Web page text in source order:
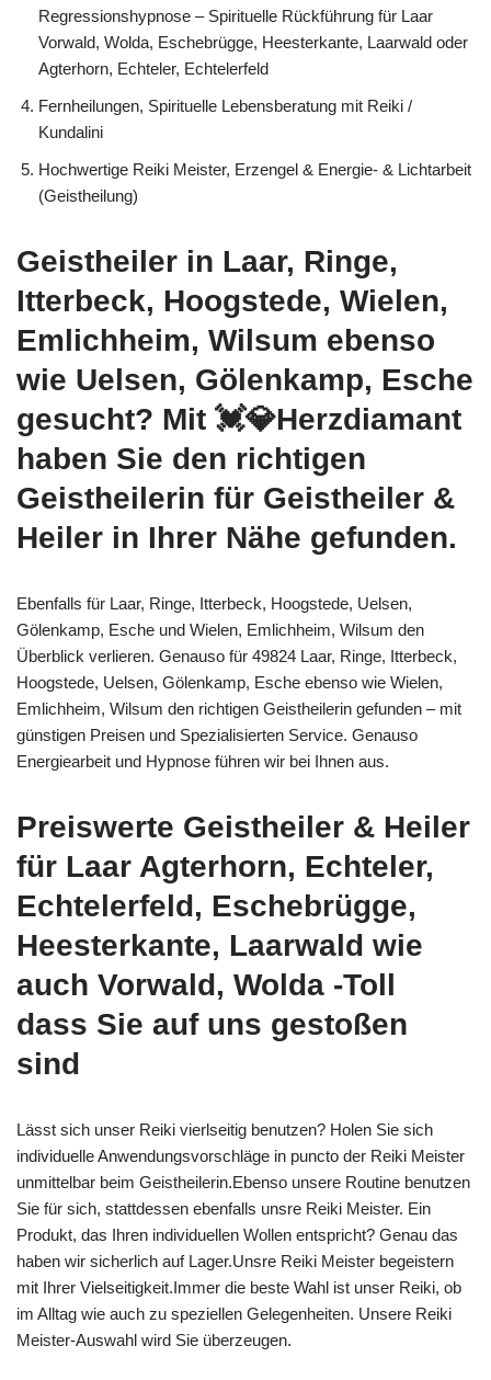
Regressionshypnose – Spirituelle Rückführung für Laar
Vorwald, Wolda, Eschebrügge, Heesterkante, Laarwald oder
Agterhorn, Echteler, Echtelerfeld
Fernheilungen, Spirituelle Lebensberatung mit Reiki /
Kundalini
Hochwertige Reiki Meister, Erzengel & Energie- & Lichtarbeit
(Geistheilung)
Geistheiler in Laar, Ringe,
Itterbeck, Hoogstede, Wielen,
Emlichheim, Wilsum ebenso
wie Uelsen, Gölenkamp, Esche
gesucht? Mit 💓️💎Herzdiamant
haben Sie den richtigen
Geistheilerin für Geistheiler &
Heiler in Ihrer Nähe gefunden.
Ebenfalls für Laar, Ringe, Itterbeck, Hoogstede, Uelsen,
Gölenkamp, Esche und Wielen, Emlichheim, Wilsum den
Überblick verlieren. Genauso für 49824 Laar, Ringe, Itterbeck,
Hoogstede, Uelsen, Gölenkamp, Esche ebenso wie Wielen,
Emlichheim, Wilsum den richtigen Geistheilerin gefunden – mit
günstigen Preisen und Spezialisierten Service. Genauso
Energiearbeit und Hypnose führen wir bei Ihnen aus.
Preiswerte Geistheiler & Heiler
für Laar Agterhorn, Echteler,
Echtelerfeld, Eschebrügge,
Heesterkante, Laarwald wie
auch Vorwald, Wolda -Toll
dass Sie auf uns gestoßen
sind
Lässt sich unser Reiki vierlseitig benutzen? Holen Sie sich
individuelle Anwendungsvorschläge in puncto der Reiki Meister
unmittelbar beim Geistheilerin.Ebenso unsere Routine benutzen
Sie für sich, stattdessen ebenfalls unsre Reiki Meister. Ein
Produkt, das Ihren individuellen Wollen entspricht? Genau das
haben wir sicherlich auf Lager.Unsre Reiki Meister begeistern
mit Ihrer Vielseitigkeit.Immer die beste Wahl ist unser Reiki, ob
im Alltag wie auch zu speziellen Gelegenheiten. Unsere Reiki
Meister-Auswahl wird Sie überzeugen.